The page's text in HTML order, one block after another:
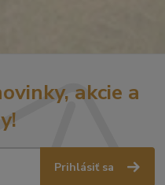
akcie a
Prihlásiť sa